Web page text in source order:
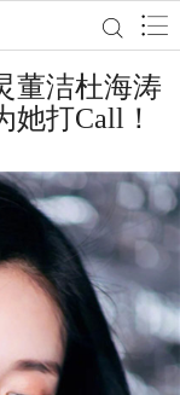
董洁杜海涛
打Call！